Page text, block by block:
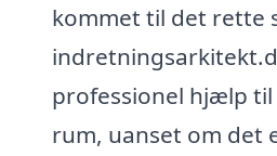
kommet til det rette
professionel hjælp
rum, uanset om det